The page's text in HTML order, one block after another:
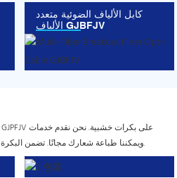
كابل الألياف الضوئية متعدد
الألياف GJBFJV
OEM ويمكننا طباعة شعارك مجانًا. تضمن البكرة الخشبية السلامة وسهلة التعامل.